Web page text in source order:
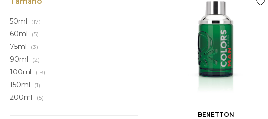
BENETTON
50ml (17)
60ml (5)
75ml (3)
90ml (2)
100ml (19)
150ml (1)
200ml (5)